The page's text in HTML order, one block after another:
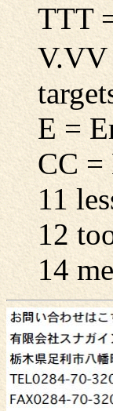
TTT
V.VV
E =
CC =
11
12
14